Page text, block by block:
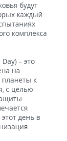
будут
каждый
комплекса
– это
на
к
с целью
день в